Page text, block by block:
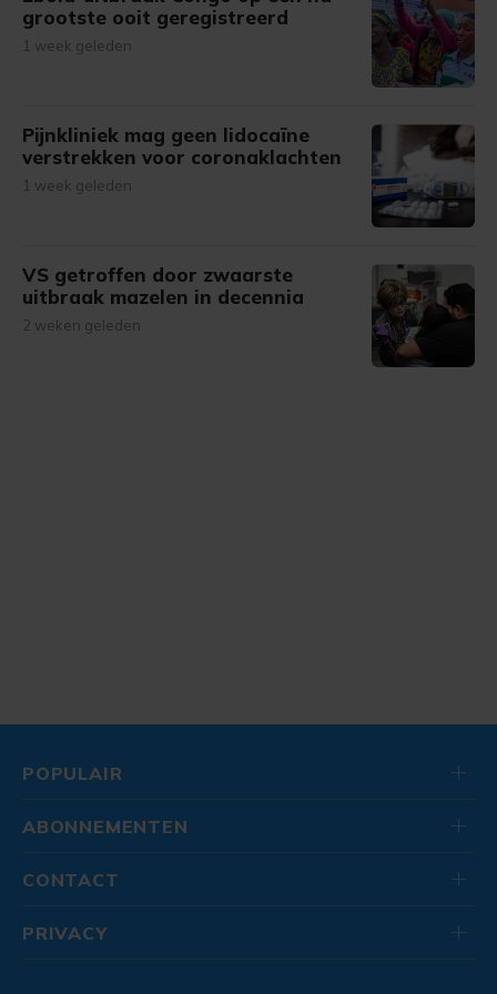
grootste ooit geregistreerd
1 week geleden
Pijnkliniek mag geen lidocaïne
verstrekken voor coronaklachten
1 week geleden
VS getroffen door zwaarste
uitbraak mazelen in decennia
2 weken geleden
POPULAIR
ABONNEMENTEN
CONTACT
PRIVACY